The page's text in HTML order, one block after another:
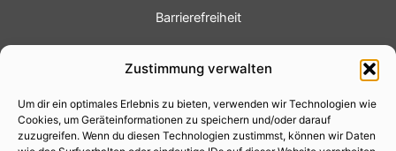
Zustimmung verwalten
Um dir ein optimales Erlebnis zu bieten, verwenden wir Technologien wie
Cookies, um Geräteinformationen zu speichern und/oder darauf
zuzugreifen. Wenn du diesen Technologien zustimmst, können wir Daten
Barrierefreiheit
Fotoservice
Videoservice
Werbung